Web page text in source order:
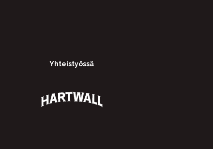
Yhteistyössä